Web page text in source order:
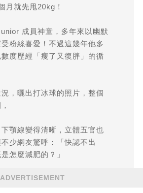
月就先甩20kg！
成員神童，多年來以幽默
粉絲喜愛！不過這幾年他多
度歷經「瘦了又復胖」的循
，曬出打冰球的照片，整個
顎線變得清晰，立體五官也
少網友驚呼：「快認不出
怎麼減肥的？」
ADVERTISEMENT